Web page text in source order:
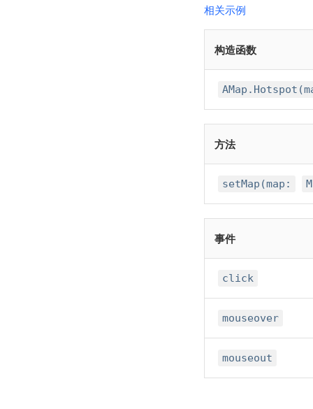
相关示例
构造函数
方法
setMap(map:
事件
click
mouseover
mouseout